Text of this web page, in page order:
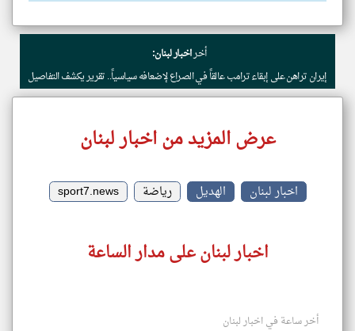
أخراخبار لبنان:
إيران تراهن على إبقاء ترامب عالقاً في الصراع لإضعافه سياسياً.. تقرير يكشف التفاصيل
عرض المزيد من اخبار لبنان
اخبار لبنان الهديل رياضة sport7.news
اخبار لبنان على مدار الساعة
أخر ساعة في اخبار لبنان